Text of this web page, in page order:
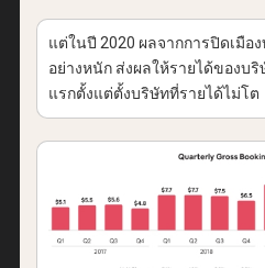
แต่ในปี 2020 ผลจากการปิดเมือ
อย่างหนัก ส่งผลให้รายได้ของบ
แรกตั้งแต่ตั้งบริษัทที่รายได้ไม่โต